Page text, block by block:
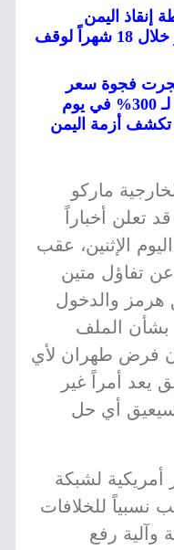
اليمن
السرية… الإصلاح في 7 محاور خلال 18 شهراً لوقف
فجوة سعر
صرف الدولار بين عدن وصنعاء لـ 300% في يوم
تكشف أزمة اليمن
ماركو
تعلن أخباراً
الإثنين، عقب
عن تفاؤل متين
هرمز والدخول
الملف
فرض طهران لأي
يعد أمراً غير
أي حل
لشبكة
نسبياً للخلافات
وآلية رفع